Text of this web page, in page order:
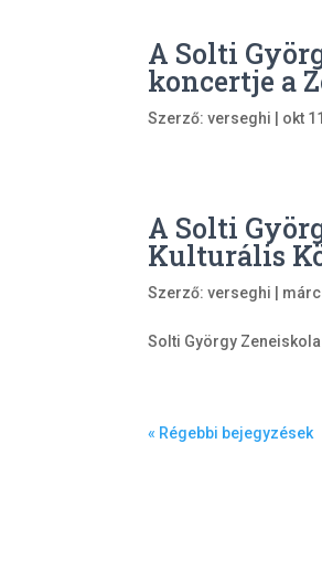
A Solti
koncertje a
Szerző:verseghi okt
A Solti
Kulturális
Szerző:verseghi márc
Solti György
« Régebbi bejegyzések